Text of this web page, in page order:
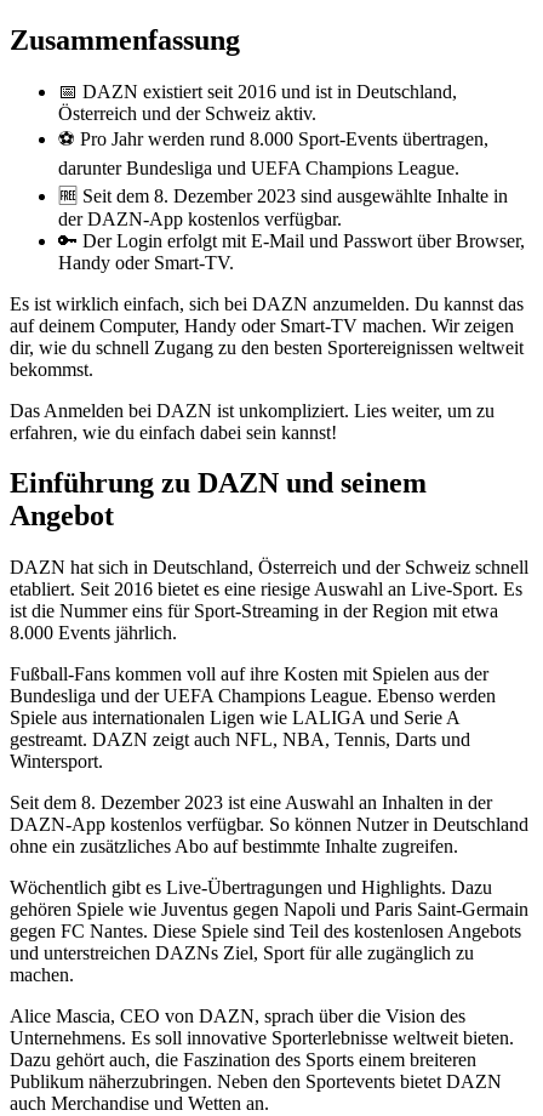
Zusammenfassung
📅 DAZN existiert seit 2016 und ist in Deutschland,
Österreich und der Schweiz aktiv.
⚽ Pro Jahr werden rund 8.000 Sport-Events übertragen,
darunter Bundesliga und UEFA Champions League.
🆓 Seit dem 8. Dezember 2023 sind ausgewählte Inhalte in
der DAZN-App kostenlos verfügbar.
🔑 Der Login erfolgt mit E-Mail und Passwort über Browser,
Handy oder Smart-TV.
Es ist wirklich einfach, sich bei DAZN anzumelden. Du kannst das
auf deinem Computer, Handy oder Smart-TV machen. Wir zeigen
dir, wie du schnell Zugang zu den besten Sportereignissen weltweit
bekommst.
Das Anmelden bei DAZN ist unkompliziert. Lies weiter, um zu
erfahren, wie du einfach dabei sein kannst!
Einführung zu DAZN und seinem
Angebot
DAZN hat sich in Deutschland, Österreich und der Schweiz schnell
etabliert. Seit 2016 bietet es eine riesige Auswahl an Live-Sport. Es
ist die Nummer eins für Sport-Streaming in der Region mit etwa
8.000 Events jährlich.
Fußball-Fans kommen voll auf ihre Kosten mit Spielen aus der
Bundesliga und der UEFA Champions League. Ebenso werden
Spiele aus internationalen Ligen wie LALIGA und Serie A
gestreamt. DAZN zeigt auch NFL, NBA, Tennis, Darts und
Wintersport.
Seit dem 8. Dezember 2023 ist eine Auswahl an Inhalten in der
DAZN-App kostenlos verfügbar. So können Nutzer in Deutschland
ohne ein zusätzliches Abo auf bestimmte Inhalte zugreifen.
Wöchentlich gibt es Live-Übertragungen und Highlights. Dazu
gehören Spiele wie Juventus gegen Napoli und Paris Saint-Germain
gegen FC Nantes. Diese Spiele sind Teil des kostenlosen Angebots
und unterstreichen DAZNs Ziel, Sport für alle zugänglich zu
machen.
Alice Mascia, CEO von DAZN, sprach über die Vision des
Unternehmens. Es soll innovative Sporterlebnisse weltweit bieten.
Dazu gehört auch, die Faszination des Sports einem breiteren
Publikum näherzubringen. Neben den Sportevents bietet DAZN
auch Merchandise und Wetten an.